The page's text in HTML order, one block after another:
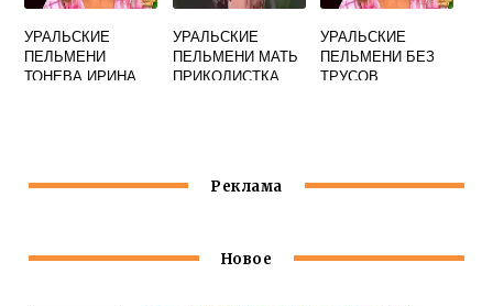
УРАЛЬСКИЕ
ПЕЛЬМЕНИ
ТОНЕВА ИРИНА
УРАЛЬСКИЕ
ПЕЛЬМЕНИ МАТЬ
ПРИКОЛИСТКА
УРАЛЬСКИЕ
ПЕЛЬМЕНИ БЕЗ
ТРУСОВ
Реклама
Новое